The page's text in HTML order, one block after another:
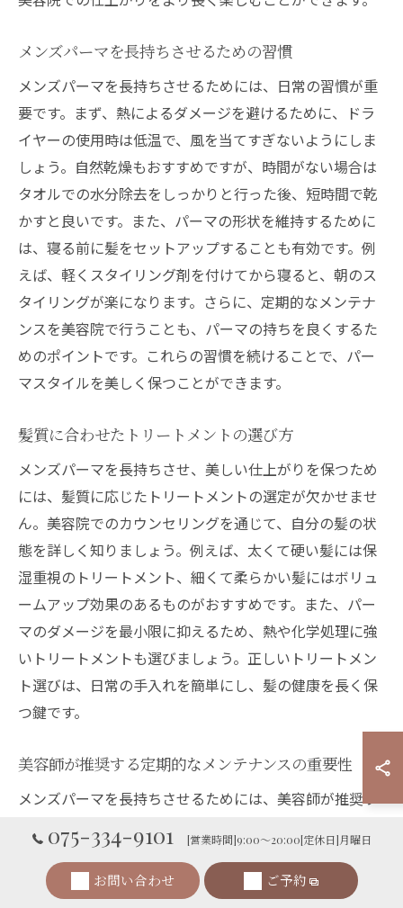
メンズパーマを長持ちさせるための習慣
メンズパーマを長持ちさせるためには、日常の習慣が重
要です。まず、熱によるダメージを避けるために、ドラ
イヤーの使用時は低温で、風を当てすぎないようにしま
しょう。自然乾燥もおすすめですが、時間がない場合は
タオルでの水分除去をしっかりと行った後、短時間で乾
かすと良いです。また、パーマの形状を維持するために
は、寝る前に髪をセットアップすることも有効です。例
えば、軽くスタイリング剤を付けてから寝ると、朝のス
タイリングが楽になります。さらに、定期的なメンテナ
ンスを美容院で行うことも、パーマの持ちを良くするた
めのポイントです。これらの習慣を続けることで、パー
マスタイルを美しく保つことができます。
髪質に合わせたトリートメントの選び方
メンズパーマを長持ちさせ、美しい仕上がりを保つため
には、髪質に応じたトリートメントの選定が欠かせませ
ん。美容院でのカウンセリングを通じて、自分の髪の状
態を詳しく知りましょう。例えば、太くて硬い髪には保
湿重視のトリートメント、細くて柔らかい髪にはボリュ
ームアップ効果のあるものがおすすめです。また、パー
マのダメージを最小限に抑えるため、熱や化学処理に強
いトリートメントも選びましょう。正しいトリートメン
ト選びは、日常の手入れを簡単にし、髪の健康を長く保
つ鍵です。
美容師が推奨する定期的なメンテナンスの重要性
メンズパーマを長持ちさせるためには、美容師が推奨す
メージを受けやすく、パーマの形状も徐々に崩れていき
ます。そのため、定期的に美容院を訪れ、髪の状態をチ
075-334-9101 [営業時間]9:00～20:00[定休日]月曜日
お問い合わせ ご予約